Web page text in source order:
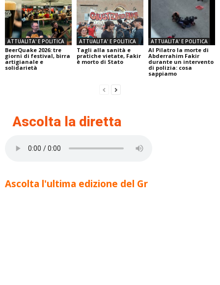
ATTUALITA' E POLITICA
BeerQuake 2026: tre
giorni di festival, birra
artigianale e
solidarietà
ATTUALITA' E POLITICA
Tagli alla sanità e
pratiche vietate, Fakir
è morto di Stato
ATTUALITA' E POLITICA
Al Pilatro la morte di
Abderrahim Fakir
durante un intervento
di polizia: cosa
sappiamo
Ascolta la diretta
Ascolta l'ultima edizione del Gr